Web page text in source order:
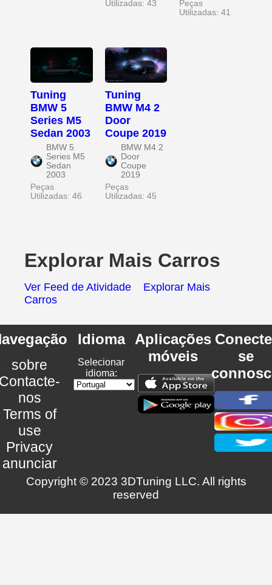
Utilizadas: 43
Peças
Utilizadas: 41
Tuning
BMW 5
Series M5
Sedan 2003
BMW 5
Series M5
Sedan
2003
Peças
Utilizadas: 46
Tuning
BMW M4 2
Door
Coupe 2019
BMW M4 2
Door
Coupe
2019
Peças
Utilizadas: 45
Explorar Mais Carros
Ver Feed de Atividade
Explorar Mais
Carros
sobre
nos
Terms of
use
Privacy
anunciar
Idioma
Selecionar
idioma:
Aplicações
móveis
se
Copyright © 2023 3DTuning LLC. All rights
reserved